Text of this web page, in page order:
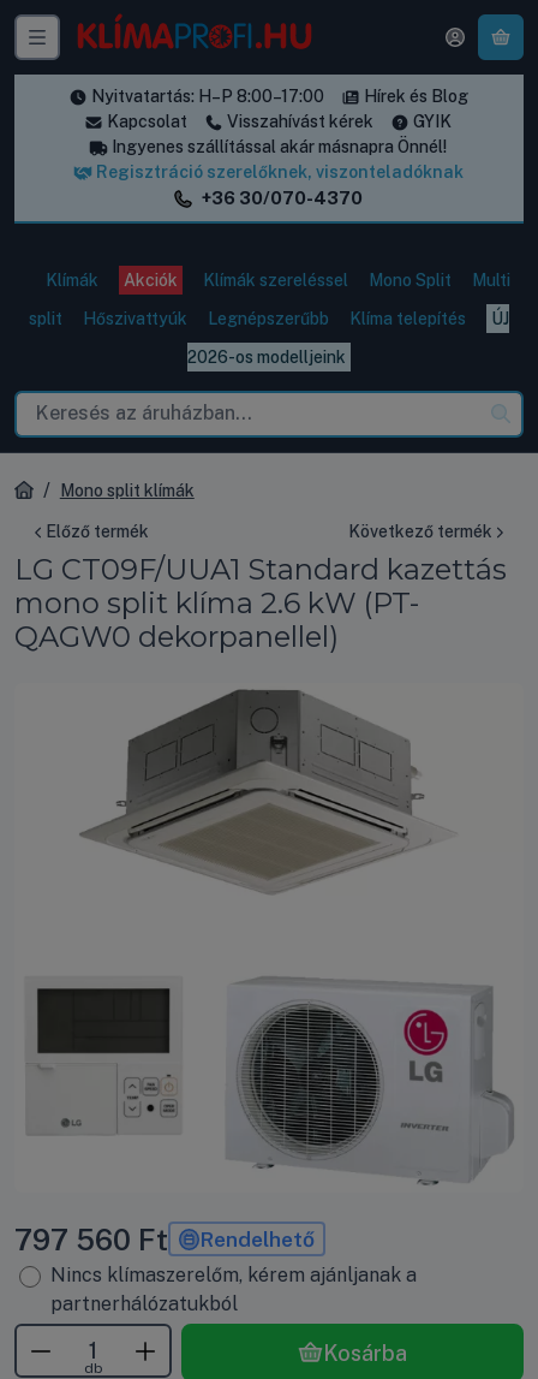
Nyitvatartás: H–P 8:00–17:00
Hírek és Blog
Kapcsolat
Visszahívást kérek
GYIK
Ingyenes szállítással akár másnapra Önnél!
Regisztráció szerelőknek, viszonteladóknak
+36 30/070-4370
Klímák Akciók Klímák szereléssel Mono Split
Multi
split
Hőszivattyúk Legnépszerűbb Klíma telepítés
ÚJ
2026-os modelljeink
Mono split klímák
Előző termék Következő termék
LG CT09F/UUA1 Standard kazettás
mono split klíma 2.6 kW (PT-
QAGW0 dekorpanellel)
797 560 Ft Rendelhető
Nincs klímaszerelőm, kérem ajánljanak a
partnerhálózatukból
db
Kosárba